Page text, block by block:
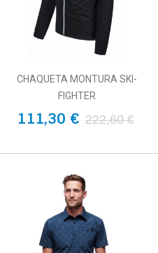
CHAQUETA MONTURA SKI-
FIGHTER
111,30 € 222,60 €